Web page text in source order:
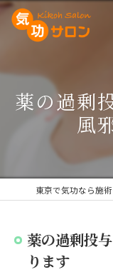
薬の過剰
風
薬の過剰投
ります